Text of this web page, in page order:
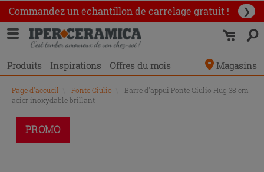
Commandez un échantillon de carrelage gratuit ! ❯
Produits Inspirations Offres du mois Magasins
Page d'accueil Ponte Giulio
Barre d'appui Ponte Giulio Hug 38 cm
acier inoxydable brillant
PROMO